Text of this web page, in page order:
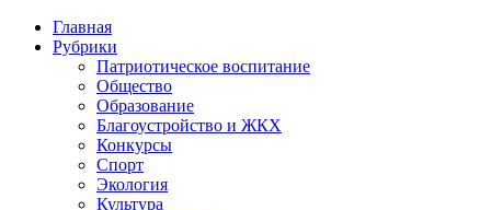
Промотать
содержимому
Главная
Рубрики
Патриотическое воспитание
Общество
Образование
Благоустройство и ЖКХ
Конкурсы
Спорт
Экология
Культура